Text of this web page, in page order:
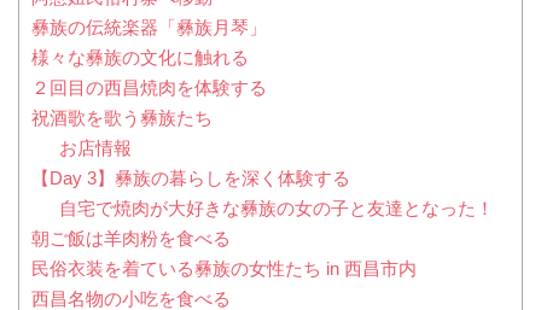
彝族の伝統楽器「彝族月琴」
様々な彝族の文化に触れる
２回目の西昌焼肉を体験する
祝酒歌を歌う彝族たち
お店情報
【Day 3】彝族の暮らしを深く体験する
自宅で焼肉が大好きな彝族の女の子と友達となった！
朝ご飯は羊肉粉を食べる
民俗衣装を着ている彝族の女性たち in 西昌市内
西昌名物の小吃を食べる